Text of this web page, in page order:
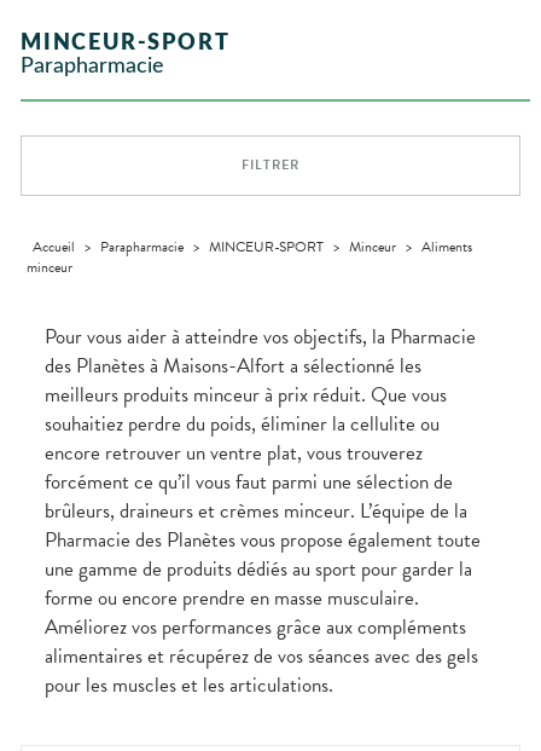
Orthopédie
Trousse à
pharmacie
Compléments
alimentaires
Dispositifs
Vétérinaire
VISAGE-
CORPS-
CHEVEUX
Etendre
Cheveux
Corps
Solaire
Piqûres
Premiers soins
Verrues
Spasmes
Vermifuges
Vitamines
- fatigue
Soins
dentaires
INTIMITÉ
Etendre
Sécheresses
MATÉRIEL ET
ACCESSOIRES
Etendre
ARTICULATIONS
articulairesEtendre
Prévention
OPHTALMOLOGIE
oculaires
Sécheresses
des yeux
GORGE
Maux
de gorge
Rhumes
- état
grippaux
Soins
des
oreilles
Toux
grasses
Toux
SANTÉ-
NUTRITION
Etendre
Boissons et
Aliments
Compléments
alimentaires
SEVRAGE
TABAGIQUE
Etendre
Gommes
Pastilles
Patchs
SOINS
DENTAIRES
Etendre
Soins
dentaires
Bains de
bouche
Gencives
TROUBLES DE
LA
CIRCULATION
Etendre
Jambes
lourdes
NOS
SPÉCIALITÉS
UTILES
PHARMACIES
VIDÉOS DE
DISPOSITIFS
APPLICATION
SCAN
D’ORDONNANCE
MINCEUR-SPORT
Parapharmacie
FILTRER
Accueil > Parapharmacie > MINCEUR-SPORT > Minceur > Aliments
minceur
Pour vous aider à atteindre vos objectifs, la Pharmacie
des Planètes à Maisons-Alfort a sélectionné les
meilleurs produits minceur à prix réduit. Que vous
souhaitiez perdre du poids, éliminer la cellulite ou
encore retrouver un ventre plat, vous trouverez
forcément ce qu’il vous faut parmi une sélection de
brûleurs, draineurs et crèmes minceur. L’équipe de la
Pharmacie des Planètes vous propose également toute
une gamme de produits dédiés au sport pour garder la
forme ou encore prendre en masse musculaire.
Améliorez vos performances grâce aux compléments
alimentaires et récupérez de vos séances avec des gels
pour les muscles et les articulations.